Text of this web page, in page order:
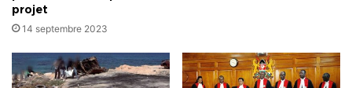
projet
14 septembre 2023